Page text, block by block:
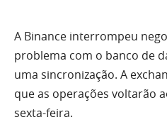
A Binance interrompeu
problema com o banco de
uma sincronização. A
que as operações voltarão
sexta-feira.